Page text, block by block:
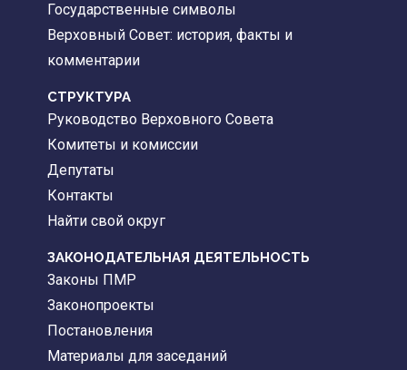
Государственные символы
Верховный Совет: история, факты и
комментарии
CТРУКТУРА
Руководство Верховного Совета
Комитеты и комиссии
Депутаты
Контакты
Найти свой округ
ЗАКОНОДАТЕЛЬНАЯ ДЕЯТЕЛЬНОСТЬ
Законы ПМР
Законопроекты
Постановления
Материалы для заседаний